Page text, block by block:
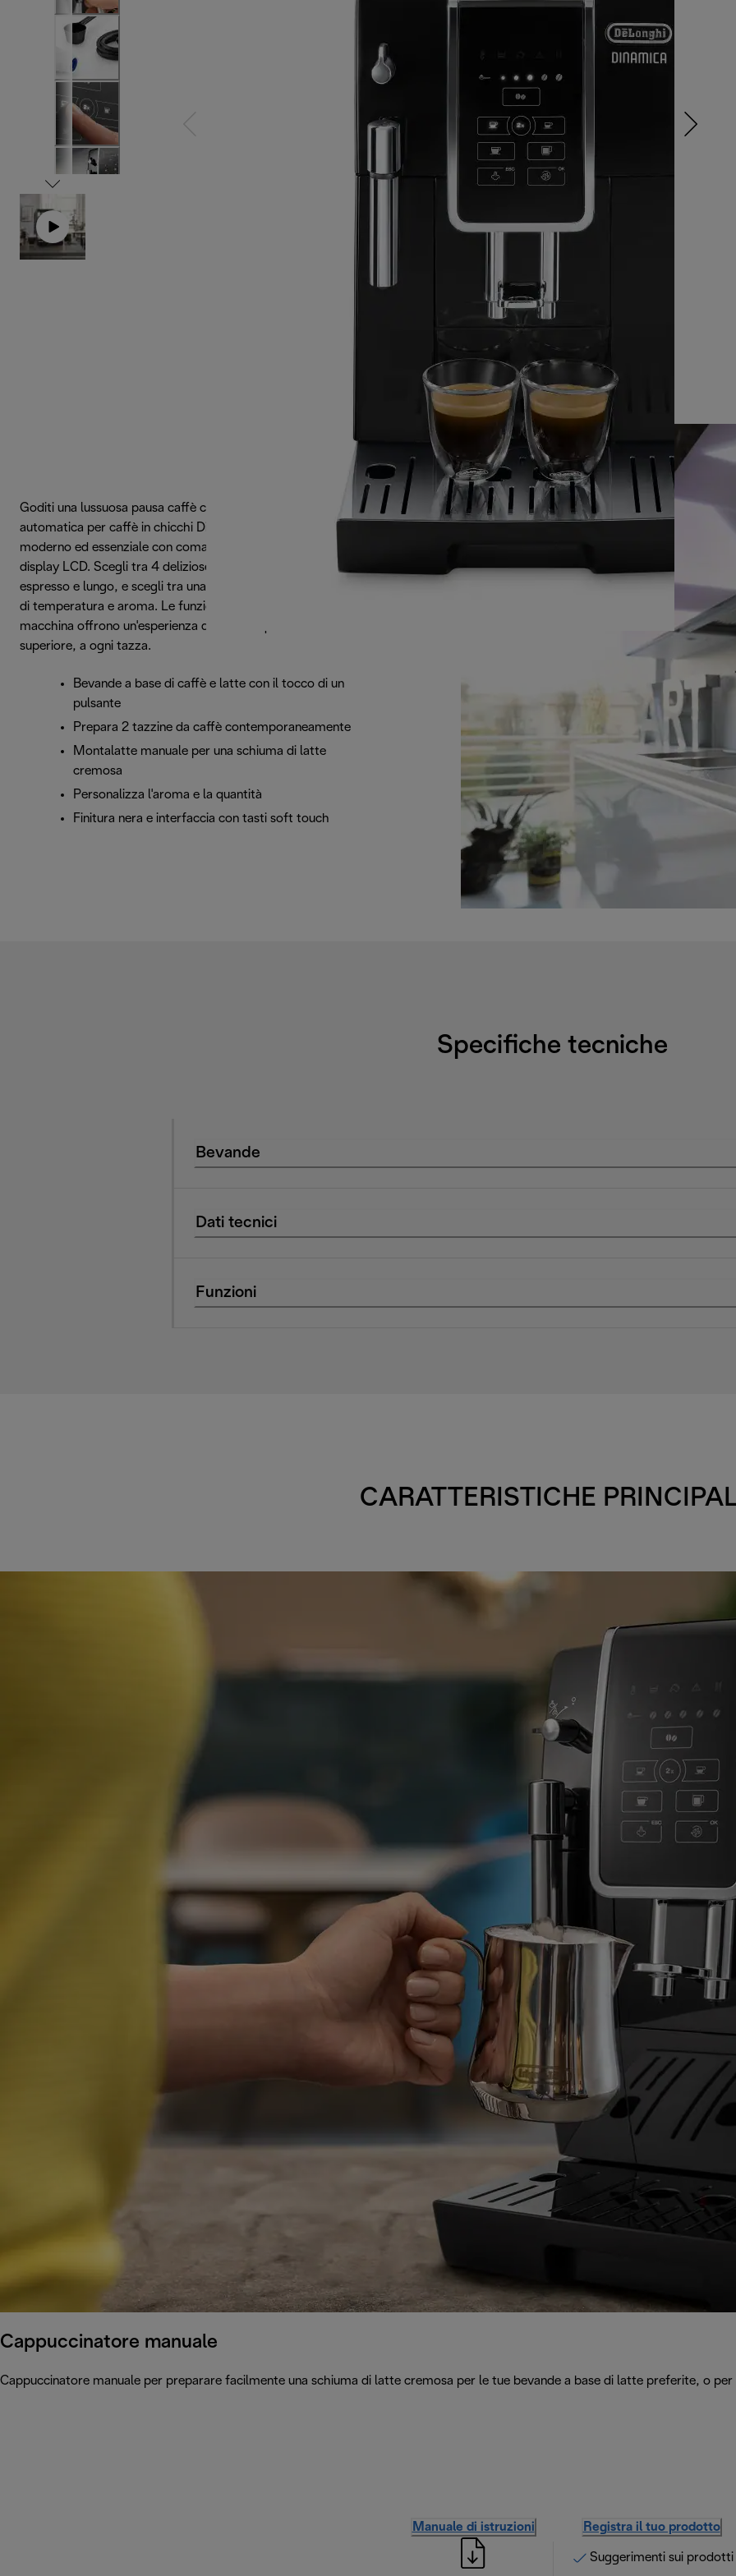
Goditi una lussuosa pausa caffè con la macchina
automatica per caffè in chicchi Dinamica: un design
moderno ed essenziale con comandi touch intuitivi e
display LCD. Scegli tra 4 deliziose bevande, tra cui caffè
espresso e lungo, e scegli tra una gamma di impostazioni
di temperatura e aroma. Le funzioni sofisticate della
macchina offrono un'esperienza di caffè di qualità
superiore, a ogni tazza.
Bevande a base di caffè e latte con il tocco di un
pulsante
Prepara 2 tazzine da caffè contemporaneamente
Montalatte manuale per una schiuma di latte
cremosa
Personalizza l'aroma e la quantità
Finitura nera e interfaccia con tasti soft touch
Specifiche tecniche
Bevande
Dati tecnici
Funzioni
CARATTERISTICHE
Cappuccinatore manuale
Cappuccinatore manuale per preparare facilmente una schiuma di latte cremosa per le tue bevande a base di latte preferite, o
Manuale di istruzioni Registra il tuo prodotto
Suggerimenti sui prodotti